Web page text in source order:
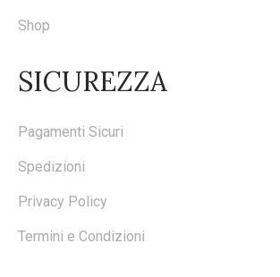
Shop
SICUREZZA
Pagamenti Sicuri
Spedizioni
Privacy Policy
Termini e Condizioni